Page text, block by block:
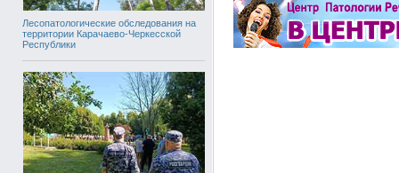
Лесопатологические обследования на
территории Карачаево-Черкесской
Республики